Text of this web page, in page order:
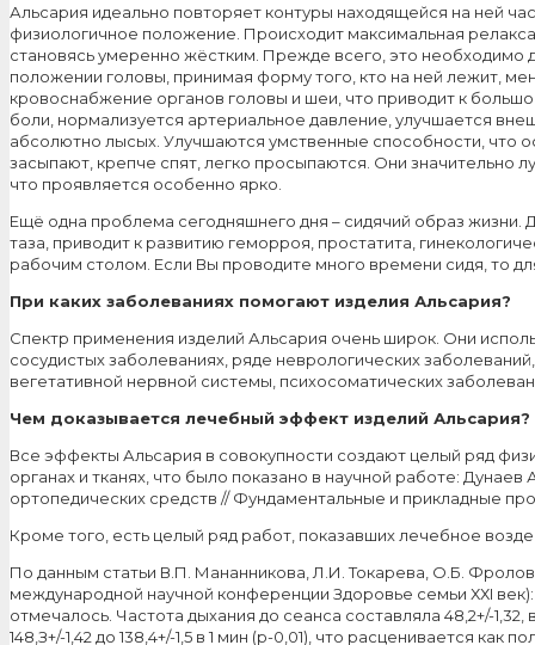
Альсария идеально повторяет контуры находящейся на ней
физиологичное положение. Происходит максимальная
становясь умеренно жёстким. Прежде всего, это необходимо
положении головы, принимая форму того, кто на ней лежит,
кровоснабжение органов головы и шеи, что приводит к
боли, нормализуется артериальное давление, улучшается
абсолютно лысых. Улучшаются умственные способности, что
засыпают, крепче спят, легко просыпаются. Они значительно
что проявляется особенно ярко.
Ещё одна проблема сегодняшнего дня – сидячий образ
таза, приводит к развитию геморроя, простатита,
рабочим столом. Если Вы проводите много времени сидя, то
При каких заболеваниях помогают изделия Альсария?
Спектр применения изделий Альсария очень широк. Они
сосудистых заболеваниях, ряде неврологических
вегетативной нервной системы, психосоматических
Чем доказывается лечебный эффект изделий Альсария?
Все эффекты Альсария в совокупности создают целый ряд
органах и тканях, что было показано в научной работе:
ортопедических средств // Фундаментальные и прикладные
Кроме того, есть целый ряд работ, показавших лечебное
По данным статьи В.П. Мананникова, Л.И. Токарева, О.Б.
международной научной конференции Здоровье семьи ХХI
отмечалось. Частота дыхания до сеанса составляла 48,2+/-
148,З+/-1,42 до 138,4+/-1,5 в 1 мин (р-0,01), что расценивается